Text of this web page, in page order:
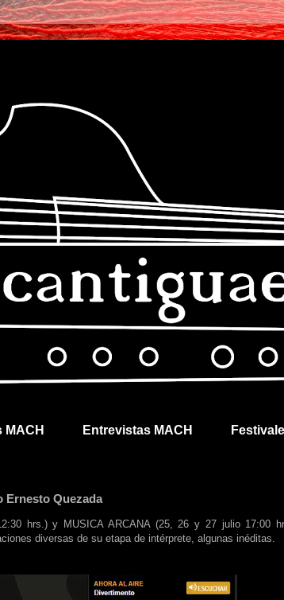
MACH Entrevistas MACH
Ernesto Quezada
hrs.) y MUSICA ARCANA (25, 26 y 27 julio 17:00
diversas de su etapa de intérprete, algunas inéditas.